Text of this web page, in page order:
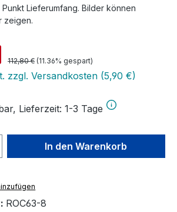
Lieferumfang. Bilder können
zeigen.
Regulärer Preis:
112,80 € (11.36% gespart)
zzgl. Versandkosten (5,90 €)
Lieferzeit: 1-3 Tage
Gib den
In den Warenkorb
ROC63-8